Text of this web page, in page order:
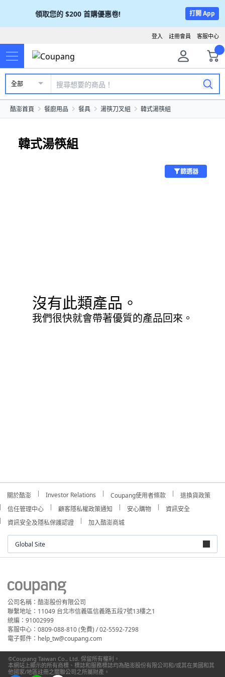
領取您的 $200 首購優惠卷! 打開 App
客服中心
註冊會員
登入
全部
酷澎首頁 餐廚用品 餐具 湯筷刀叉組 韓式湯筷組
韓式湯筷組
篩選器
沒有此類產品。
我們很快就會帶著優質的產品回來。
關於酷澎 Investor Relations Coupang使用者條款
退換貨政策
信任管理中心
顧客隱私權政策通知 安心購物
資訊安全
資訊安全及隱私保護認證
加入酷澎商城
Global Site
公司名稱：酷澎股份有限公司
聯繫地址：11049 台北市信義區信義路五段7號13樓之1
統編：91002999
客服中心：0809-088-810 (免費) / 02-5592-7298
電子郵件：help_tw@coupang.com
©Coupang Taiwan Co., Ltd. 保留所有權利。
本網站上顯示的所有商標、標誌和服務標誌均為酷澎股份有限公司和/或其在美國和其
他國家/地區註冊之關聯公司之所屬財產。